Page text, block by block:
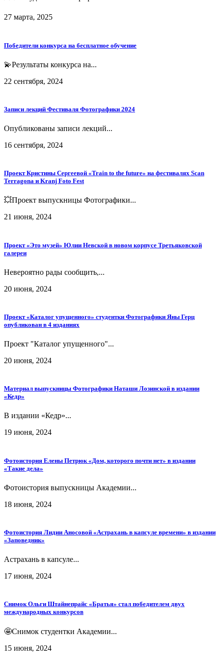
27 марта, 2025
Победители конкурса на бесплатное обучение
💫Результаты конкурса на...
22 сентября, 2024
Записи лекций Фестиваля Фотографики 2024
Опубликованы записи лекций...
16 сентября, 2024
Проект Кристины Сергеевой «Train to the future» на фестивалях Scan
Terragona и Kranj Foto Fest
💥Проект выпускницы Фотографики...
21 июня, 2024
Проект «Это музей» Юлии Невской в новом корпусе Третьяковской
галереи
Невероятно рады сообщить,...
20 июня, 2024
Проект «Каталог упущенного» студентки Фотографики Яны Герц
опубликован в 4 изданиях
Проект "Каталог упущенного"...
20 июня, 2024
Материал выпускницы Фотографики Наташи Лозинской в издании
«Кедр»
В издании «Кедр»...
19 июня, 2024
Фотоистория Елены Петрюк «Дом, которого почти нет» в издании
«Такие дела»
Фотоистория выпускницы Академии...
18 июня, 2024
Фотоистория Лидии Аносовой «Астрахань в капсуле времени» в издании
«Заповедник»
Астрахань в капсуле...
17 июня, 2024
Снимок Ольги Штайнепрайс «Братья» стал победителем двух
международных конкурсов
🤩Снимок студентки Академии...
15 июня, 2024